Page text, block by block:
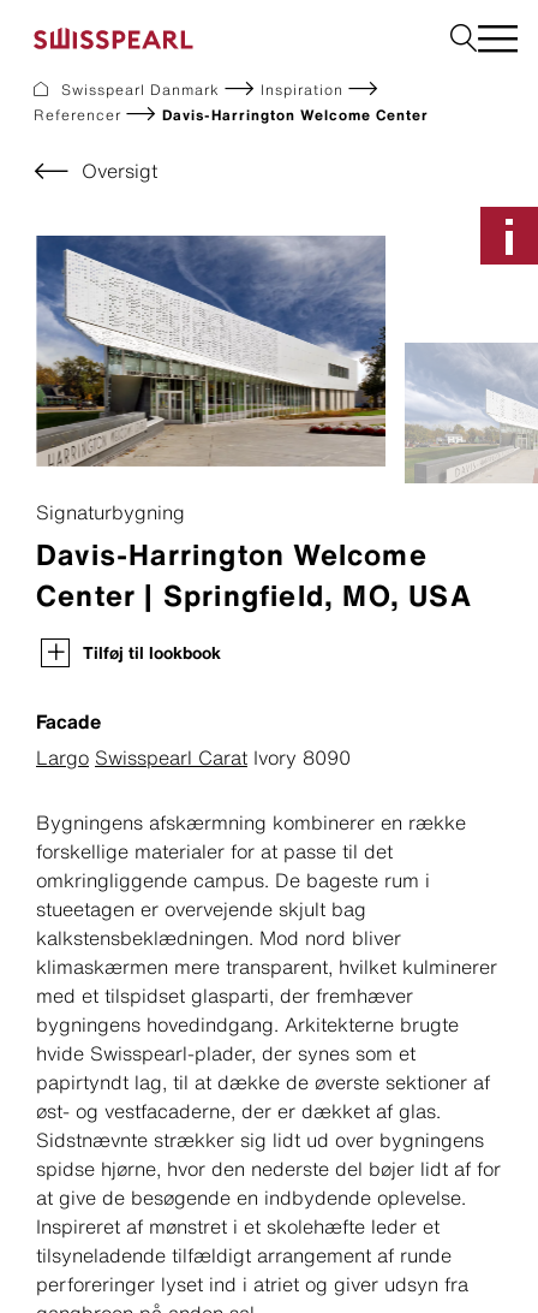
Om os
Services
Inspiration
Bestil en produktprøve
Bæredygtighed
Facade
Byggeplader
Solar
Downloads
Swisspearl Danmark
Inspiration
Referencer
Davis-Harrington Welcome Center
Oversigt
Signaturbygning
Davis-Harrington Welcome
Center | Springfield, MO, USA
Tilføj til lookbook
Facade
Largo Swisspearl Carat Ivory 8090
Bygningens afskærmning kombinerer en række
forskellige materialer for at passe til det
omkringliggende campus. De bageste rum i
stueetagen er overvejende skjult bag
kalkstensbeklædningen. Mod nord bliver
klimaskærmen mere transparent, hvilket kulminerer
med et tilspidset glasparti, der fremhæver
bygningens hovedindgang. Arkitekterne brugte
hvide Swisspearl-plader, der synes som et
papirtyndt lag, til at dække de øverste sektioner af
øst- og vestfacaderne, der er dækket af glas.
Sidstnævnte strækker sig lidt ud over bygningens
spidse hjørne, hvor den nederste del bøjer lidt af for
at give de besøgende en indbydende oplevelse.
Inspireret af mønstret i et skolehæfte leder et
tilsyneladende tilfældigt arrangement af runde
perforeringer lyset ind i atriet og giver udsyn fra